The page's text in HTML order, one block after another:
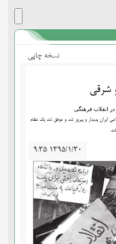
نسخه چاپی
شرقی
انقلاب فرهنگی
اسلامی ایران پدیدار و پیروز شد و موفق شد یک نظام
۹:۳۵ ۱۳۹۵/۱/۳۰